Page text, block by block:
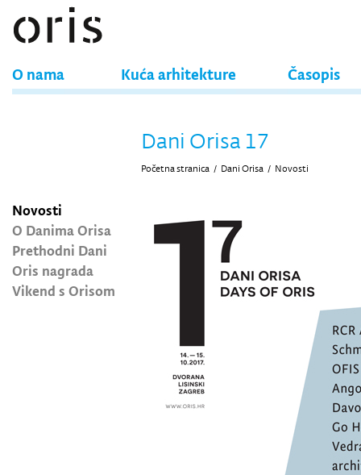
O nama Kuća arhitekture Časopis
Novosti
O Danima Orisa
Prethodni Dani
Oris nagrada
Vikend s Orisom
Dani Orisa 17
Početna stranica / Dani Orisa / Novosti